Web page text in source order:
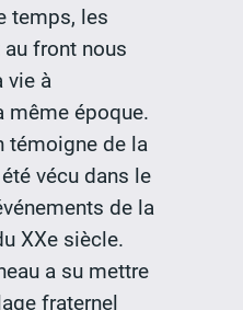
temps, les
front nous
vie à
même époque.
témoigne de la
vécu dans le
de la
XXe siècle.
a su mettre
fraternel